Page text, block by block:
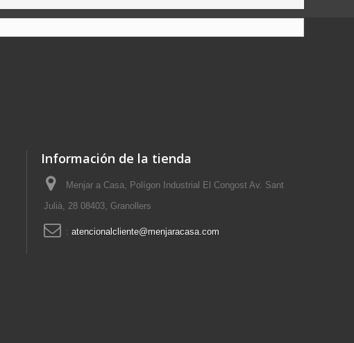
Información de la tienda
Menjar a Casa, Polígon Industrial El Congost Av. Sant
Julià, 28 08403, Granollers
: atencionalcliente@menjaracasa.com